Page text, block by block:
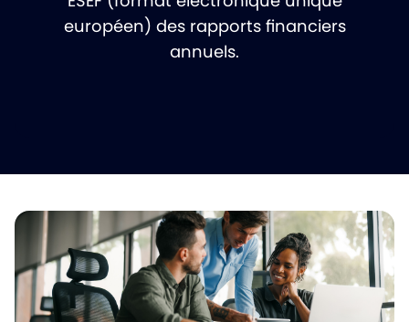
européen) des rapports financiers
annuels.